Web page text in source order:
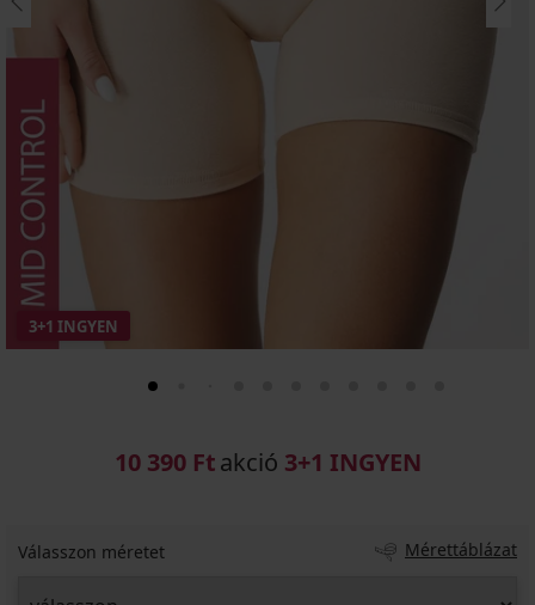
3+1 INGYEN
10 390 Ftakció 3+1 INGYEN
Válasszon méretet Mérettáblázat